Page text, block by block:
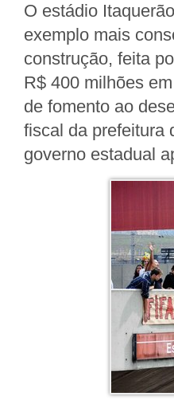
O estádio
exemplo mais
construção, feita
R$ 400 milhões
de fomento ao
fiscal da prefeitura
governo estadual